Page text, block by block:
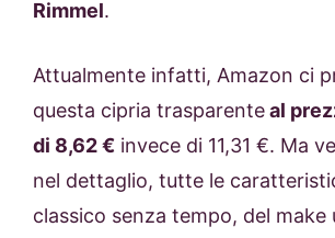
Rimmel.
Attualmente infatti, Amazon ci
questa cipria trasparenteal
di 8,62 € invece di 11,31 €. Ma
nel dettaglio, tutte le
classico senza tempo, del make